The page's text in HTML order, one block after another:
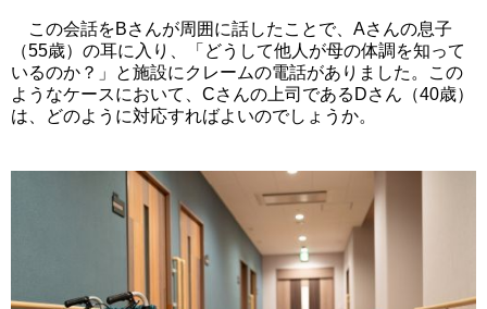
この会話をBさんが周囲に話したことで、Aさんの息子
（55歳）の耳に入り、「どうして他人が母の体調を知って
いるのか？」と施設にクレームの電話がありました。この
ようなケースにおいて、Cさんの上司であるDさん（40歳）
は、どのように対応すればよいのでしょうか。